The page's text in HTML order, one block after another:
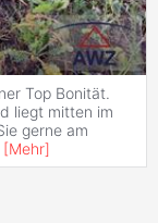
Top Bonität.
liegt mitten im
gerne am
[Mehr]